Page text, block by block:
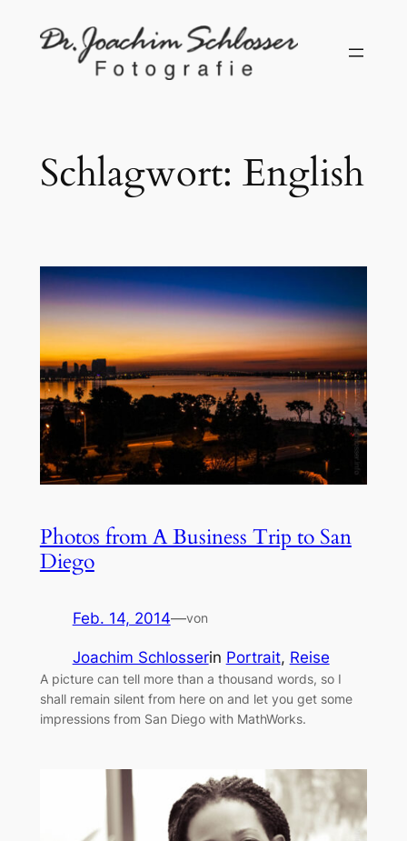
Inhalt
Schlagwort: English
Photos from A Business Trip to San
Diego
Feb. 14, 2014—von
Joachim Schlosserin Portrait, Reise
A picture can tell more than a thousand words, so I
shall remain silent from here on and let you get some
impressions from San Diego with MathWorks.